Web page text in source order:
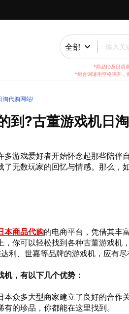
全部 输入关
*商品ID及日语
*组合词请用空格隔开，
淘代购网站!
到?古董游戏机日
多游戏爱好者开始怀念起那些陪伴
无数玩家的回忆与情感。那么，
本商品代购的电商平台，凭借其丰
，你可以轻松找到各种古董游戏机
利、世嘉等品牌的游戏机，应有尽
，有以下几个优势：
本众多大型商家建立了良好的合作
的珍品，你都能在这里找到。